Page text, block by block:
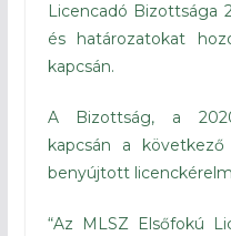
Licencadó Bizottsága
és határozatokat
kapcsán.
A Bizottság, a
kapcsán a
benyújtott
“Az MLSZ Elsőfokú